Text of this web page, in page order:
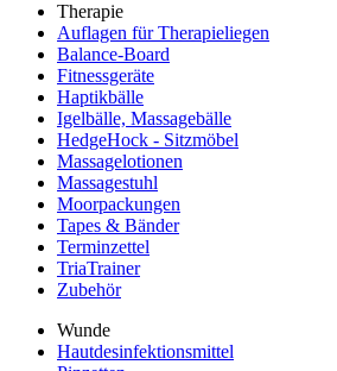
Therapie
Auflagen für Therapieliegen
Balance-Board
Fitnessgeräte
Haptikbälle
Igelbälle, Massagebälle
HedgeHock - Sitzmöbel
Massagelotionen
Massagestuhl
Moorpackungen
Tapes & Bänder
Terminzettel
TriaTrainer
Zubehör
Wunde
Hautdesinfektionsmittel